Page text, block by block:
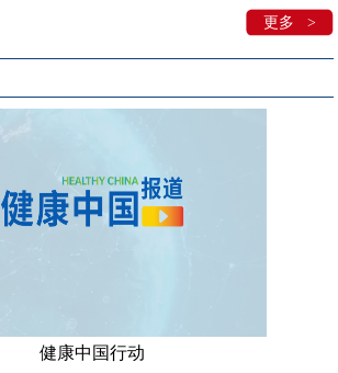
更多 >
健康中国行动